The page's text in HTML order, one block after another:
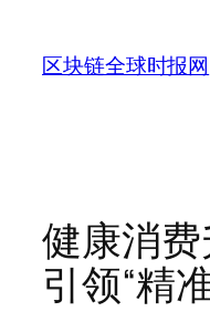
区块链全球时报网
健康消
引领“精